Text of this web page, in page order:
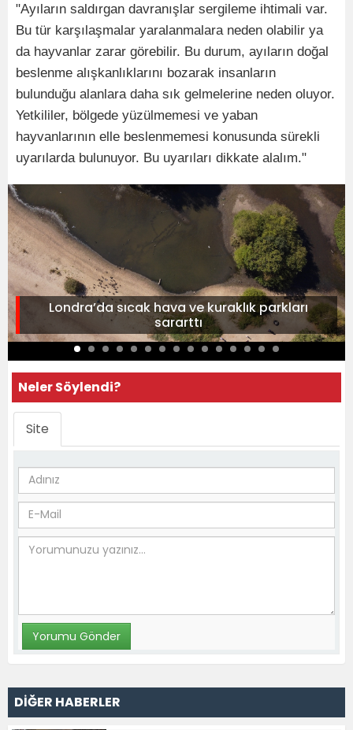
"Ayıların saldırgan davranışlar sergileme ihtimali var.
Bu tür karşılaşmalar yaralanmalara neden olabilir ya
da hayvanlar zarar görebilir. Bu durum, ayıların doğal
beslenme alışkanlıklarını bozarak insanların
bulunduğu alanlara daha sık gelmelerine neden oluyor.
Yetkililer, bölgede yüzülmemesi ve yaban
hayvanlarının elle beslenmemesi konusunda sürekli
uyarılarda bulunuyor. Bu uyarıları dikkate alalım."
Londra’da sıcak hava ve kuraklık parkları
sararttı
Neler Söylendi?
Site
DİĞER HABERLER